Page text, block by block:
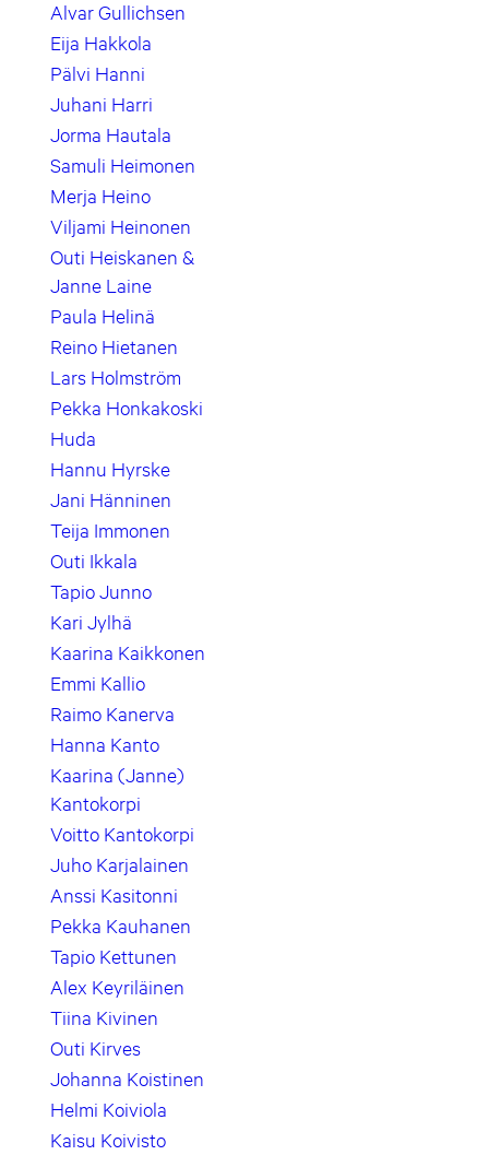
Alvar Gullichsen
Eija Hakkola
Pälvi Hanni
Juhani Harri
Jorma Hautala
Samuli Heimonen
Merja Heino
Viljami Heinonen
Outi Heiskanen &
Janne Laine
Paula Helinä
Reino Hietanen
Lars Holmström
Pekka Honkakoski
Huda
Hannu Hyrske
Jani Hänninen
Teija Immonen
Outi Ikkala
Tapio Junno
Kari Jylhä
Kaarina Kaikkonen
Emmi Kallio
Raimo Kanerva
Hanna Kanto
Kaarina (Janne)
Kantokorpi
Voitto Kantokorpi
Juho Karjalainen
Anssi Kasitonni
Pekka Kauhanen
Tapio Kettunen
Alex Keyriläinen
Tiina Kivinen
Outi Kirves
Johanna Koistinen
Helmi Koiviola
Kaisu Koivisto